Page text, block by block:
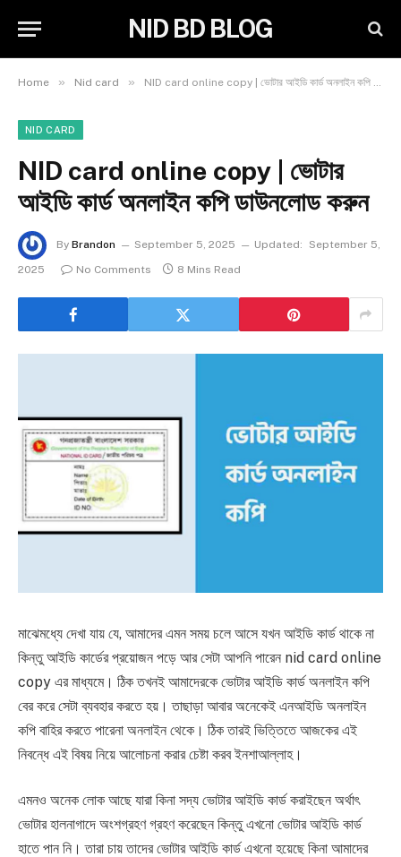
NID BD BLOG
Home » Nid card » NID card online copy | ভোটার আইডি কার্ড অনলাইন কপি ডাউনলোড করুন
NID CARD
NID card online copy | ভোটার
আইডি কার্ড অনলাইন কপি ডাউনলোড করুন
By Brandon September 5, 2025 Updated:
September 5,
2025
No Comments 8 Mins Read
মাঝেমধ্যে দেখা যায় যে, আমাদের এমন সময় চলে আসে যখন আইডি কার্ড থাকে না
কিন্তু আইডি কার্ডের প্রয়োজন পড়ে আর সেটা আপনি পারেন nid card online
copy এর মাধ্যমে। ঠিক তখনই আমাদেরকে ভোটার আইডি কার্ড অনলাইন কপি
বের করে সেটা ব্যবহার করতে হয়। তাছাড়া আবার অনেকেই এনআইডি অনলাইন
কপি বাহির করতে পারেনা অনলাইন থেকে। ঠিক তারই ভিত্তিতে আজকের এই
নিবন্ধে এই বিষয় নিয়ে আলোচনা করার চেষ্টা করব ইনশাআল্লাহ।
এমনও অনেক লোক আছে যারা কিনা সদ্য ভোটার আইডি কার্ড করাইছেন অর্থাৎ
ভোটার হালনাগাদে অংশগ্রহণ গ্রহণ করেছেন কিন্তু এখনো ভোটার আইডি কার্ড
হাতে পান নি। তারা চায় তাদের ভোটার আইডি কার্ড এখনো হয়েছে কিনা আমাদের